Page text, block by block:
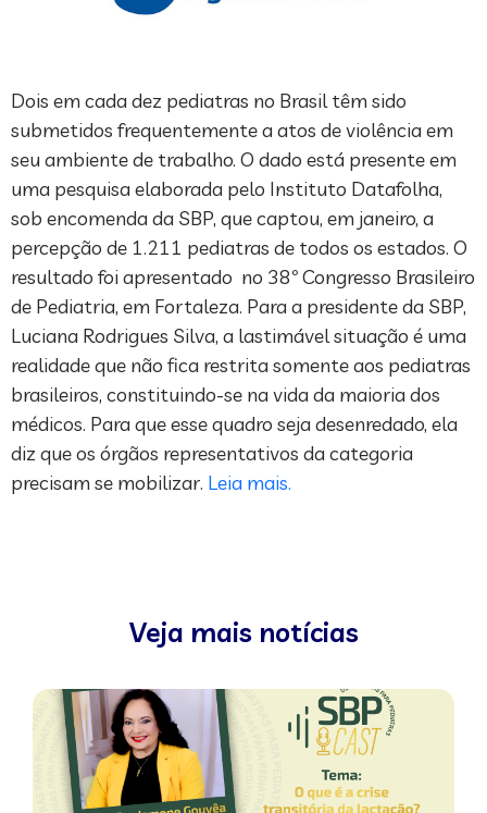
Dois em cada dez pediatras no Brasil têm sido
submetidos frequentemente a atos de violência em
seu ambiente de trabalho. O dado está presente em
uma pesquisa elaborada pelo Instituto Datafolha,
sob encomenda da SBP, que captou, em janeiro, a
percepção de 1.211 pediatras de todos os estados. O
resultado foi apresentado no 38º Congresso Brasileiro
de Pediatria, em Fortaleza. Para a presidente da SBP,
Luciana Rodrigues Silva, a lastimável situação é uma
realidade que não fica restrita somente aos pediatras
brasileiros, constituindo-se na vida da maioria dos
médicos. Para que esse quadro seja desenredado, ela
diz que os órgãos representativos da categoria
precisam se mobilizar. Leia mais.
Veja mais notícias